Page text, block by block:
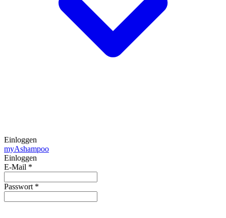
Einloggen
myAshampoo
Einloggen
E-Mail *
Passwort *